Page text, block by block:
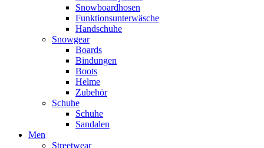
Snowboardhosen
Funktionsunterwäsche
Handschuhe
Snowgear
Boards
Bindungen
Boots
Helme
Zubehör
Schuhe
Schuhe
Sandalen
Men
Streetwear